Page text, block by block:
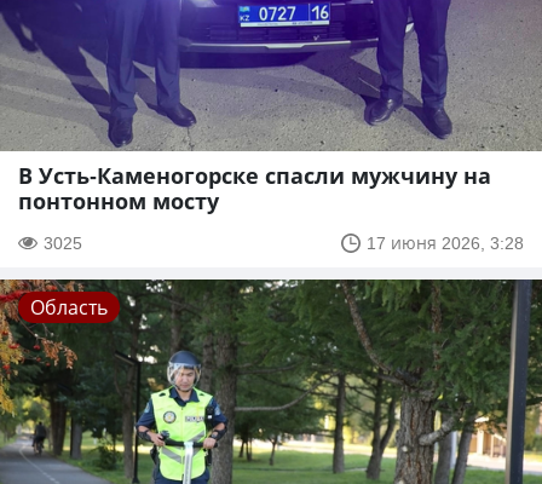
В Усть-Каменогорске спасли мужчину на
понтонном мосту
3025 17 июня 2026, 3:28
Область